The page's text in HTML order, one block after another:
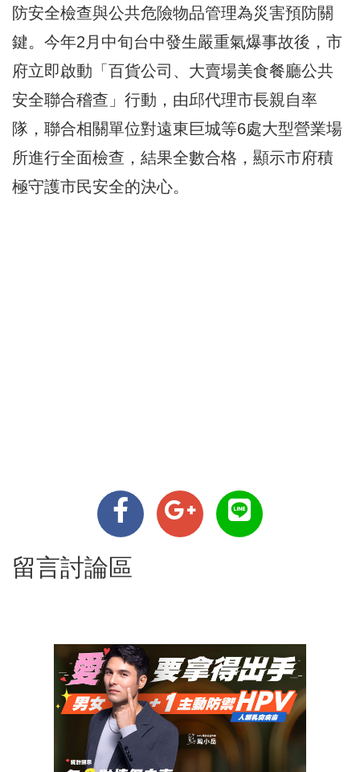
防安全檢查與公共危險物品管理為災害預防關
鍵。今年2月中旬台中發生嚴重氣爆事故後，市
府立即啟動「百貨公司、大賣場美食餐廳公共
安全聯合稽查」行動，由邱代理市長親自率
隊，聯合相關單位對遠東巨城等6處大型營業場
所進行全面檢查，結果全數合格，顯示市府積
極守護市民安全的決心。
留言討論區